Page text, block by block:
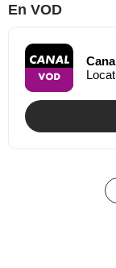
En VOD